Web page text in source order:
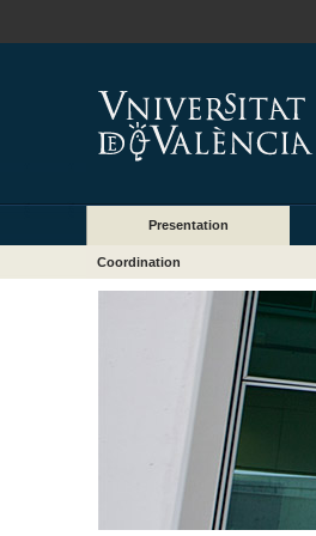
Presentation
Coordination